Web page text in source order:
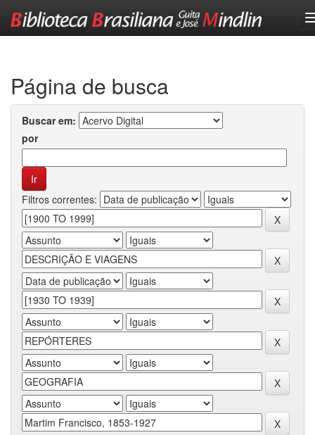
Página de busca
Buscar em:
por
Filtros correntes: